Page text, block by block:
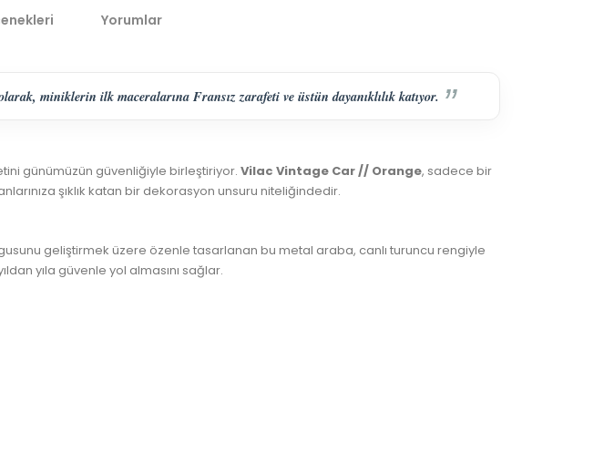
Yorumlar
miniklerin ilk maceralarına Fransız zarafeti ve üstün dayanıklılık katıyor.
günümüzün güvenliğiyle birleştiriyor. Vilac Vintage Car // Orange, sadece bir
şıklık katan bir dekorasyon unsuru niteliğindedir.
geliştirmek üzere özenle tasarlanan bu metal araba, canlı turuncu rengiyle
yıla güvenle yol almasını sağlar.